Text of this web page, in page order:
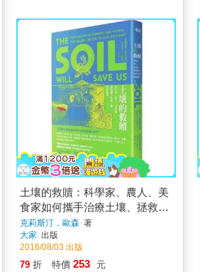
土壤的救贖：科學家、農人、美
食家如何攜手治療土壤、拯救地
球
克莉斯汀．歐森著
大家 出版
2016/08/03 出版
79 折 特價 253 元